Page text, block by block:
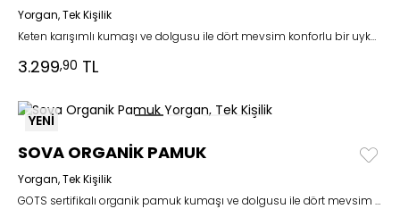
Yorgan, Tek Kişilik
Keten karışımlı kumaşı ve dolgusu ile dört mevsim konforlu bir uyku deneyimi sunar.
3.299,90 TL
YENİ
SOVA ORGANİK PAMUK
Yorgan, Tek Kişilik
GOTS sertifikalı organik pamuk kumaşı ve dolgusu ile dört mevsim konforlu bir uyku deneyimi sunar.